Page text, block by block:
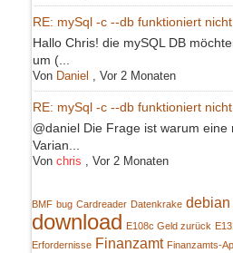
RE: mySql -c --db funktioniert
Hallo Chris! die mySQL DB
um (...
Von Daniel Vor 2 Monaten
RE: mySql -c --db funktioniert
@daniel Die Frage ist warum eine
Varian...
Von chris Vor 2 Monaten
BMF bug Cardreader Datenkrake debian
download E108c Geld zurück
Erfordernisse Finanzamt Finanzamts-